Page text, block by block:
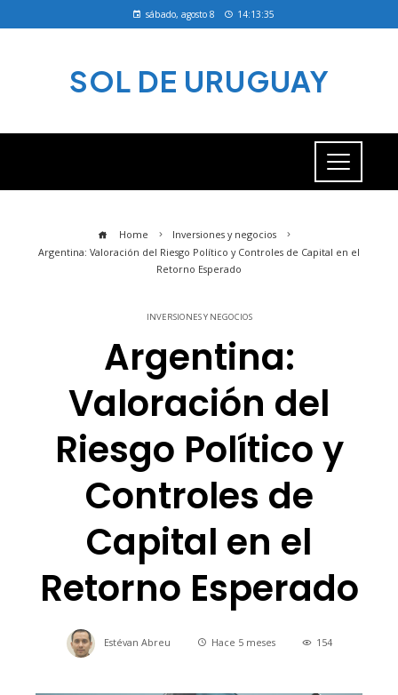
sábado, agosto 8 14:13:36
SOL DE URUGUAY
Home
Inversiones y negocios
Argentina: Valoración del Riesgo Político y Controles de Capital en el
Retorno Esperado
INVERSIONES Y NEGOCIOS
Argentina:
Valoración del
Riesgo Político y
Controles de
Capital en el
Retorno Esperado
Estévan Abreu Hace 5 meses 154